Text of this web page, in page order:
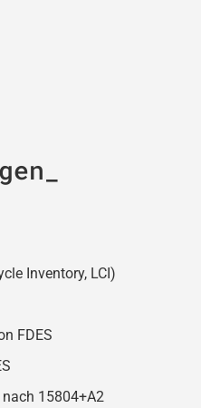
Inventory, LCI)
FDES
15804+A2